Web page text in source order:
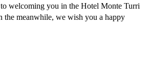
welcoming you in the Hotel Monte Turri
meanwhile, we wish you a happy